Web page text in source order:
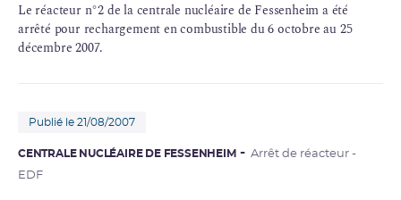
Le réacteur n°2 de la centrale nucléaire de Fessenheim a été
arrêté pour rechargement en combustible du 6 octobre au 25
décembre 2007.
Publié le 21/08/2007
CENTRALE NUCLÉAIRE DE FESSENHEIM
Arrêt de réacteur -
EDF